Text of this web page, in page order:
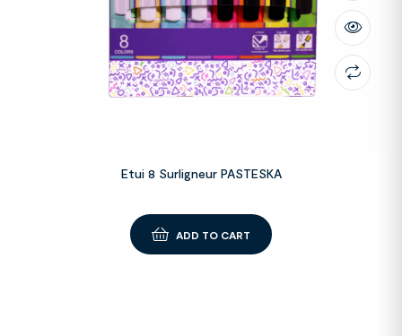
Etui 8 Surligneur PASTESKA
ADD TO CART